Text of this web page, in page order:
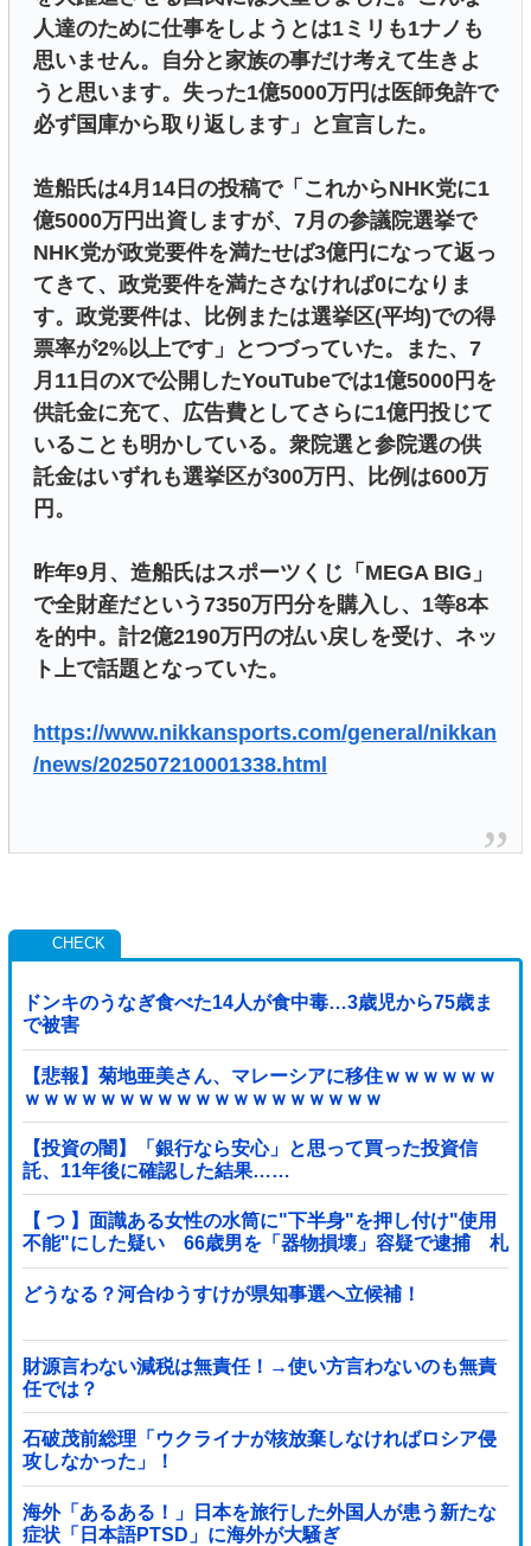
人達のために仕事をしようとは1ミリも1ナノも
思いません。自分と家族の事だけ考えて生きよ
うと思います。失った1億5000万円は医師免許で
必ず国庫から取り返します」と宣言した。
造船氏は4月14日の投稿で「これからNHK党に1
億5000万円出資しますが、7月の参議院選挙で
NHK党が政党要件を満たせば3億円になって返っ
てきて、政党要件を満たさなければ0になりま
す。政党要件は、比例または選挙区(平均)での得
票率が2%以上です」とつづっていた。また、7
月11日のXで公開したYouTubeでは1億5000円を
供託金に充て、広告費としてさらに1億円投じて
いることも明かしている。衆院選と参院選の供
託金はいずれも選挙区が300万円、比例は600万
円。
昨年9月、造船氏はスポーツくじ「MEGA BIG」
で全財産だという7350万円分を購入し、1等8本
を的中。計2億2190万円の払い戻しを受け、ネッ
ト上で話題となっていた。
https://www.nikkansports.com/general/nikkan
/news/202507210001338.html
ドンキのうなぎ食べた14人が食中毒…3歳児から75歳ま
で被害
【悲報】菊地亜美さん、マレーシアに移住ｗｗｗｗｗｗ
ｗｗｗｗｗｗｗｗｗｗｗｗｗｗｗｗｗｗｗ
【投資の闇】「銀行なら安心」と思って買った投資信
託、11年後に確認した結果……
【 つ 】面識ある女性の水筒に"下半身"を押し付け"使用
不能"にした疑い 66歳男を「器物損壊」容疑で逮捕 札
幌市
どうなる？河合ゆうすけが県知事選へ立候補！
財源言わない減税は無責任！→使い方言わないのも無責
任では？
石破茂前総理「ウクライナが核放棄しなければロシア侵
攻しなかった」！
海外「あるある！」日本を旅行した外国人が患う新たな
症状「日本語PTSD」に海外が大騒ぎ